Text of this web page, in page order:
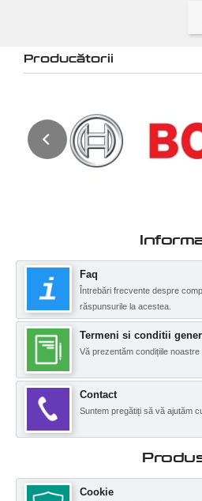
Producătorii
Faq
Întrebări frecvente despre
răspunsurile la acestea.
Termeni si conditii
Vă prezentăm condițiile noastre
Contact
Suntem pregătiți să vă ajutăm
Cookie